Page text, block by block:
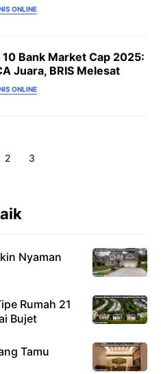
ONLINE
10 Bank Market Cap 2025:
Juara, BRIS Melesat
ONLINE
2 Halaman
3
Nyaman
Rumah 21
Bujet
Tamu